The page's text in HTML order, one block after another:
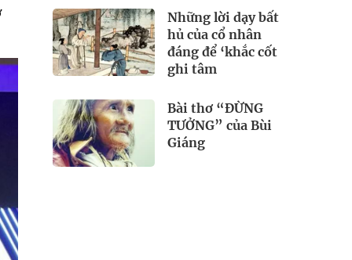
Những lời dạy bất
hủ của cổ nhân
đáng để ‘khắc cốt
ghi tâm
Bài thơ “ĐỪNG
TƯỞNG” của Bùi
Giáng